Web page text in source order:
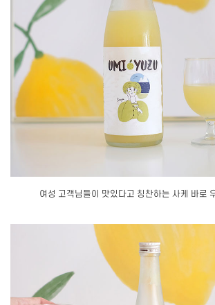
여성 고객님들이 맛있다고 칭찬하는 사케 바로